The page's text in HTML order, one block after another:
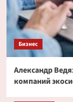
Бизнес
Александр
компаний